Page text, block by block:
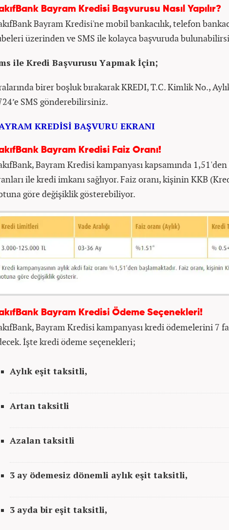
Bayram Kredisi Başvurusu Nasıl Yapılır?
Bayram Kredisi'ne mobil bankacılık, telefon
üzerinden ve SMS ile kolayca başvuruda
ile Kredi Başvurusu Yapmak İçin;
birer boşluk bırakarak KREDI, T.C. Kimlik No.,
SMS gönderebilirsiniz.
KREDİSİ BAŞVURU EKRANI
Bayram Kredisi Faiz Oranı!
Bayram Kredisi kampanyası kapsamında
ile kredi imkanı sağlıyor. Faiz oranı, kişinin KKB
göre değişiklik gösterebiliyor.
Bayram Kredisi Ödeme Seçenekleri!
Bayram Kredisi kampanyası kredi ödemelerini 7
İşte kredi ödeme seçenekleri;
Aylık eşit taksitli,
Artan taksitli
Azalan taksitli
3 ay ödemesiz dönemli aylık eşit taksitli,
3 ayda bir eşit taksitli,